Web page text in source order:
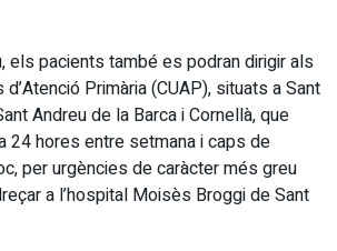
els pacients també es podran dirigir als
d’Atenció Primària (CUAP), situats a Sant
Andreu de la Barca i Cornellà, que
24 hores entre setmana i caps de
per urgències de caràcter més greu
a l’hospital Moisès Broggi de Sant